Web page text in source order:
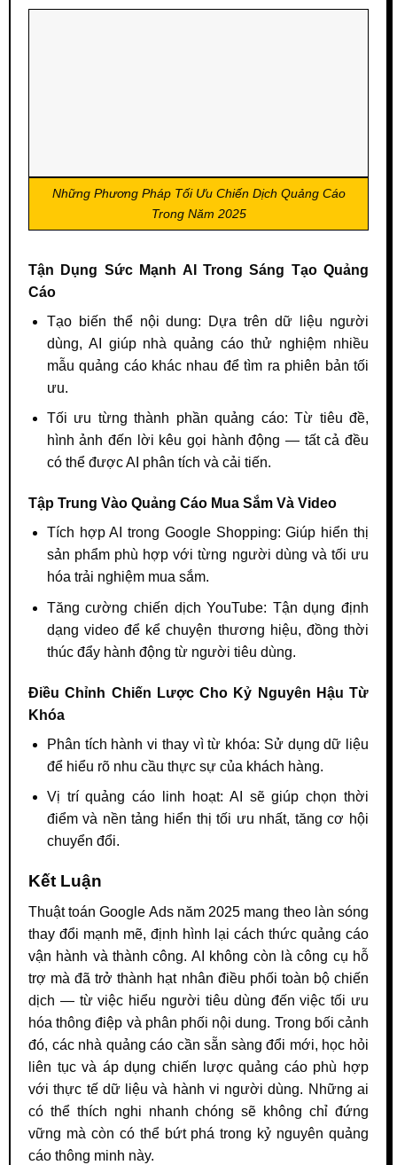
Những Phương Pháp Tối Ưu Chiến Dịch Quảng Cáo
Trong Năm 2025
Tận Dụng Sức Mạnh AI Trong Sáng Tạo Quảng
Cáo
Tạo biến thể nội dung: Dựa trên dữ liệu người
dùng, AI giúp nhà quảng cáo thử nghiệm nhiều
mẫu quảng cáo khác nhau để tìm ra phiên bản tối
ưu.
Tối ưu từng thành phần quảng cáo: Từ tiêu đề,
hình ảnh đến lời kêu gọi hành động — tất cả đều
có thể được AI phân tích và cải tiến.
Tập Trung Vào Quảng Cáo Mua Sắm Và Video
Tích hợp AI trong Google Shopping: Giúp hiển thị
sản phẩm phù hợp với từng người dùng và tối ưu
hóa trải nghiệm mua sắm.
Tăng cường chiến dịch YouTube: Tận dụng định
dạng video để kể chuyện thương hiệu, đồng thời
thúc đẩy hành động từ người tiêu dùng.
Điều Chỉnh Chiến Lược Cho Kỷ Nguyên Hậu Từ
Khóa
Phân tích hành vi thay vì từ khóa: Sử dụng dữ liệu
để hiểu rõ nhu cầu thực sự của khách hàng.
Vị trí quảng cáo linh hoạt: AI sẽ giúp chọn thời
điểm và nền tảng hiển thị tối ưu nhất, tăng cơ hội
chuyển đổi.
Kết Luận
Thuật toán Google Ads năm 2025 mang theo làn sóng
thay đổi mạnh mẽ, định hình lại cách thức quảng cáo
vận hành và thành công. AI không còn là công cụ hỗ
trợ mà đã trở thành hạt nhân điều phối toàn bộ chiến
dịch — từ việc hiểu người tiêu dùng đến việc tối ưu
hóa thông điệp và phân phối nội dung. Trong bối cảnh
đó, các nhà quảng cáo cần sẵn sàng đổi mới, học hỏi
liên tục và áp dụng chiến lược quảng cáo phù hợp
với thực tế dữ liệu và hành vi người dùng. Những ai
có thể thích nghi nhanh chóng sẽ không chỉ đứng
vững mà còn có thể bứt phá trong kỷ nguyên quảng
cáo thông minh này.